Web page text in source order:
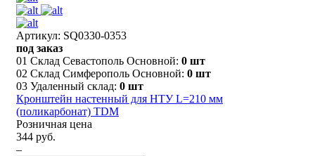
Артикул: SQ0330-0353
под заказ
01 Склад Севастополь Основной: 0 шт
02 Склад Симферополь Основной: 0 шт
03 Удаленный склад: 0 шт
Кронштейн настенный для НТУ L=210 мм
(поликарбонат) TDM
Розничная цена
344 руб.
–